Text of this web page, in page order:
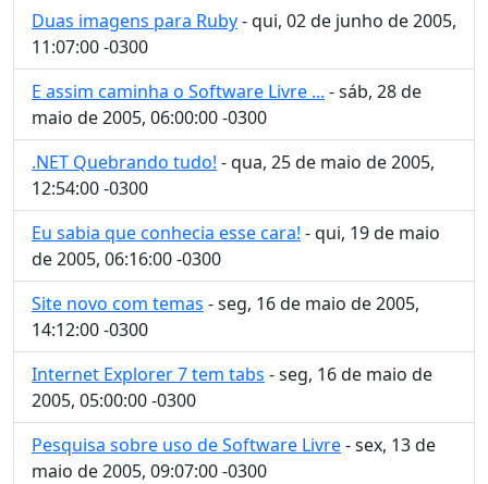
Duas imagens para Ruby- qui, 02 de junho de 2005,
11:07:00 -0300
E assim caminha o Software Livre ... - sáb, 28 de
maio de 2005, 06:00:00 -0300
.NET Quebrando tudo! - qua, 25 de maio de 2005,
12:54:00 -0300
Eu sabia que conhecia esse cara! - qui, 19 de maio
de 2005, 06:16:00 -0300
Site novo com temas - seg, 16 de maio de 2005,
14:12:00 -0300
Internet Explorer 7 tem tabs - seg, 16 de maio de
2005, 05:00:00 -0300
Pesquisa sobre uso de Software Livre- sex, 13 de
maio de 2005, 09:07:00 -0300